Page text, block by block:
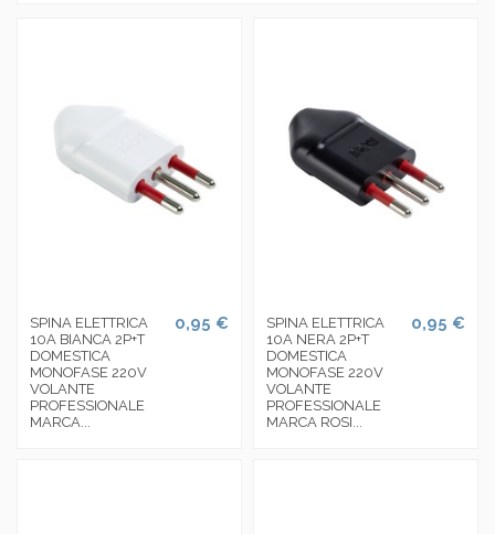
SPINA ELETTRICA
10A BIANCA 2P+T
DOMESTICA
MONOFASE 220V
VOLANTE
PROFESSIONALE
MARCA...
0,95 €
SPINA ELETTRICA
10A NERA 2P+T
DOMESTICA
MONOFASE 220V
VOLANTE
PROFESSIONALE
MARCA ROSI...
0,95 €